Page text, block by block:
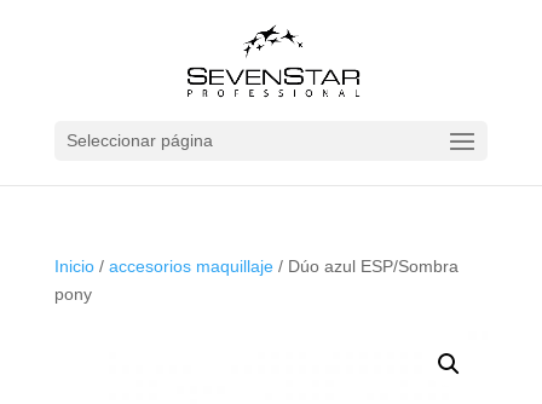
Seleccionar página
Inicio/ accesorios maquillaje/ Dúo azul ESP/Sombra
pony